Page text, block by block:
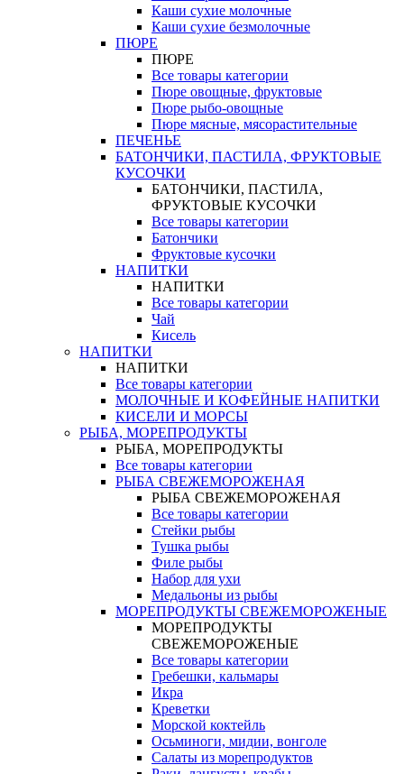
Каши сухие молочные
Каши сухие безмолочные
ПЮРЕ
ПЮРЕ
Все товары категории
Пюре овощные, фруктовые
Пюре рыбо-овощные
Пюре мясные, мясорастительные
ПЕЧЕНЬЕ
БАТОНЧИКИ, ПАСТИЛА, ФРУКТОВЫЕ
КУСОЧКИ
БАТОНЧИКИ, ПАСТИЛА,
ФРУКТОВЫЕ КУСОЧКИ
Все товары категории
Батончики
Фруктовые кусочки
НАПИТКИ
НАПИТКИ
Все товары категории
Чай
Кисель
НАПИТКИ
НАПИТКИ
Все товары категории
МОЛОЧНЫЕ И КОФЕЙНЫЕ НАПИТКИ
КИСЕЛИ И МОРСЫ
РЫБА, МОРЕПРОДУКТЫ
РЫБА, МОРЕПРОДУКТЫ
Все товары категории
РЫБА СВЕЖЕМОРОЖЕНАЯ
РЫБА СВЕЖЕМОРОЖЕНАЯ
Все товары категории
Стейки рыбы
Тушка рыбы
Филе рыбы
Набор для ухи
Медальоны из рыбы
МОРЕПРОДУКТЫ СВЕЖЕМОРОЖЕНЫЕ
МОРЕПРОДУКТЫ
СВЕЖЕМОРОЖЕНЫЕ
Все товары категории
Гребешки, кальмары
Икра
Креветки
Морской коктейль
Осьминоги, мидии, вонголе
Салаты из морепродуктов